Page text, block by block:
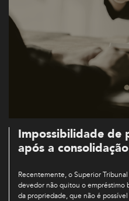
Impossibilidade de
após a
Recentemente, o Superior
devedor não quitou o empréstimo
da propriedade, que não é